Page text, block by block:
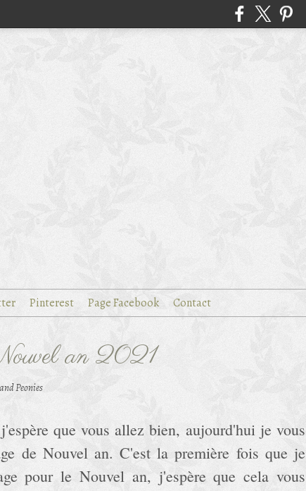
Pinterest Page Facebook Contact
an 2021
Peonies
que vous allez bien, aujourd'hui je vous
de Nouvel an. C'est la première fois que je
pour le Nouvel an, j'espère que cela vous